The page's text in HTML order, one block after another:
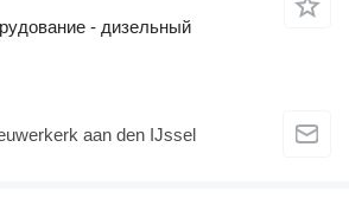
- дизельный
aan den IJssel